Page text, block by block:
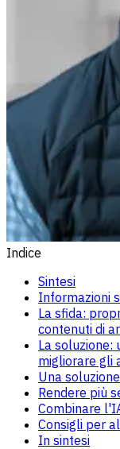
Indice
Sintesi
Informazioni
La sfida:
contenuti di
La soluzione:
migliorare gli
Una
Rendere più
Combinare
Consigli per
In sintesi